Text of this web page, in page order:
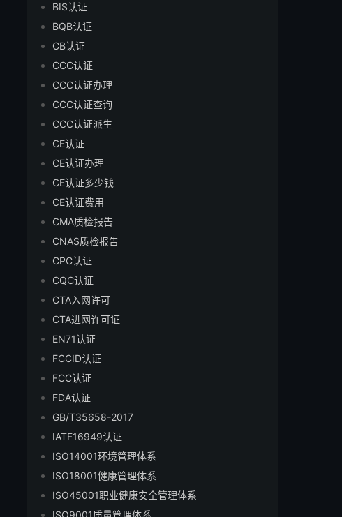
BIS认证
BQB认证
CB认证
CCC认证
CCC认证办理
CCC认证查询
CCC认证派生
CE认证
CE认证办理
CE认证多少钱
CE认证费用
CMA质检报告
CNAS质检报告
CPC认证
CQC认证
CTA入网许可
CTA进网许可证
EN71认证
FCCID认证
FCC认证
FDA认证
GB/T35658-2017
IATF16949认证
ISO14001环境管理体系
ISO18001健康管理体系
ISO45001职业健康安全管理体系
ISO9001质量管理体系